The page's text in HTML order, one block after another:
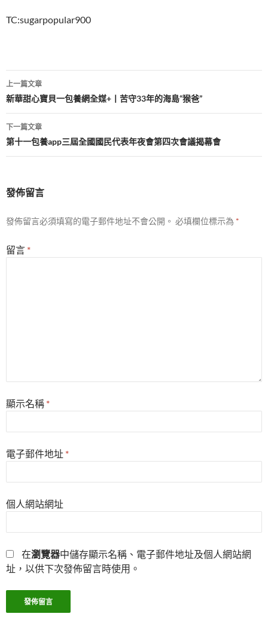
TC:sugarpopular900
文
章
導
覽
上一篇文章
新華甜心寶貝一包養網全媒+丨苦守33年的海島“猴爸”
下一篇文章
第十一包養app三屆全國國民代表年夜會第四次會議揭幕會
發佈留言
發佈留言必須填寫的電子郵件地址不會公開。 必填欄位標示為 *
留言 *
顯示名稱 *
電子郵件地址 *
個人網站網址
在瀏覽器中儲存顯示名稱、電子郵件地址及個人網站網
址，以供下次發佈留言時使用。